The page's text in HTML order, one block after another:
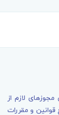
لازم از
و مقررات